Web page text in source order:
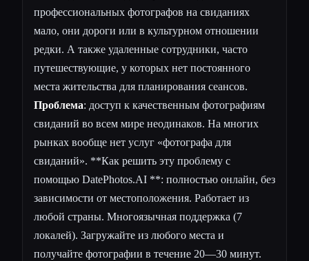
профессиональных фотографов на свиданиях
мало, они дороги или в культурном отношении
редки. А также удаленные сотрудники, часто
путешествующие, у которых нет постоянного
места жительства для планирования сеансов.
Проблема: доступ к качественным фотографиям
свиданий во всем мире неодинаков. На многих
рынках вообще нет услуг «фотографа для
свиданий». **Как решить эту проблему с
помощью DatePhotos.AI **: полностью онлайн, без
зависимости от местоположения. Работает из
любой страны. Многоязычная поддержка (7
локалей). Загружайте из любого места и
получайте фотографии в течение 20—30 минут.